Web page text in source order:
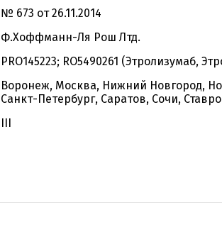
№ 673 от 26.11.2014
Ф.Хоффманн-Ля Рош Лтд.
PRO145223; RO5490261 (Этролизумаб,
Воронеж, Москва, Нижний Новгород,
Санкт-Петербург, Саратов, Сочи,
III